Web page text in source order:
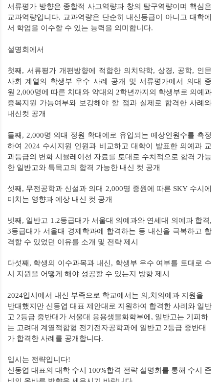
서류평가 방향은 종합적 사고역량과 창의 탐구역량이며 핵심은
교과역량입니다. 교과역량은 단순히 내신등급이 아니고 대학에
서 학업을 이수할 수 있는 능력을 의미합니다.
설명회에서
첫째 , 서류평가 개편방향에 적합한 의치약학, 상경, 공학, 인문
사회 계열의 학생부 우수 사례 공개 및 서류평가에서 의대 증
원 2,000명에 따른 치대와 약대의 2학년까지의 학생부로 의예과
중복지원 가능여부와 보강해야 할 점과 실제로 합격한 사례와
내신컷 공개
둘째 , 2,000명 의대 정원 확대에로 유입되는 예상인원수를 측정
하여 2024 수시지원 인원과 비교하고 대학이 발표한 의예과 교
과등급의 변화 시뮬레이션 자료를 토대로 수치적으로 합격 가능
한 일반고와 특목고의 합격 가능한 내신 컷 공개
셋째 , 무전공학과 신설과 의대 2,000명 증원에 따른 SKY 수시에
미치는 영향과 예상 내신 컷 공개
넷째 , 일반고 1.2등급대가 서울대 의예과와 연세대 의예과 합격,
3등급대가 서울대 경제학과에 합격하는 등 내신을 극복하고 합
격할 수 있었던 이유를 소개 및 전략 제시
다섯째 , 학생의 이수과목과 내신 , 학생부 우수 여부를 토대로 수
시 지원을 어떻게 해야 성공할 수 있는지 방향 제시
2024입시에서 내신 부족으로 학교에서는 의 ,치의예과 지원을
반대했지만 신동엽 대표 제안대로 지원하여 합격한 사례와 일반
고 2등급 중반대가 서울대 응용생물화학부에 , 일반고는 기피하
는 고려대 계열적합형 전기전자공학과에 일반고 2등급 중반대
가 합격한 사례를 공개합니다.
입시는 전략입니다!
신동엽 대표의 대학 수시 100%합격 전략 설명회를 통해 수시 준